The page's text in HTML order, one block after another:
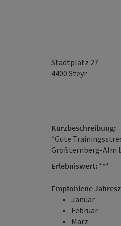
Stadtplatz 27
4400 Steyr
Kurzbeschreibung:
“Gute
Großternberg-Alm
Erlebniswert: ***
Empfohlene
Januar
Februar
März